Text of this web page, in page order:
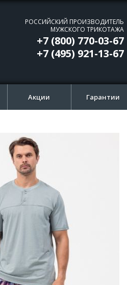
РОССИЙСКИЙ ПРОИЗВОДИТЕЛЬ
МУЖСКОГО ТРИКОТАЖА
+7 (800) 770-03-67
+7 (495) 921-13-67
Акции Гарантии